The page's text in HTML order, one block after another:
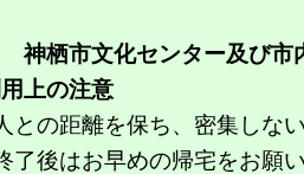
神栖市文化センター及び市
上の注意
の距離を保ち、密集しな
後はお早めの帰宅をお願